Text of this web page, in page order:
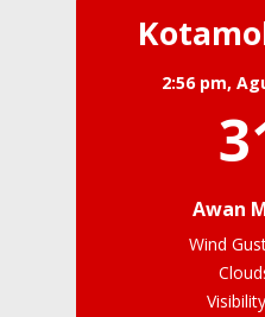
2:56 pm,
Awan
Wind